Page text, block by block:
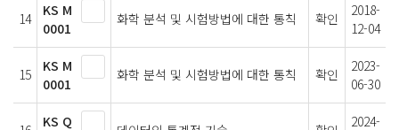
14
KS M
0001
화학 분석 및 시험방법에 대한 통칙 확인
2018-
12-04
15
KS M
0001
화학 분석 및 시험방법에 대한 통칙 확인
2023-
06-30
KS Q
2024-